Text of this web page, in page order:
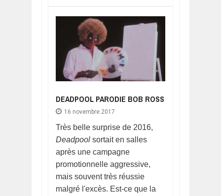
DEADPOOL PARODIE BOB ROSS
16 novembre 2017
Très belle surprise de 2016,
Deadpool sortait en salles
après une campagne
promotionnelle aggressive,
mais souvent très réussie
malgré l'excès. Est-ce que la